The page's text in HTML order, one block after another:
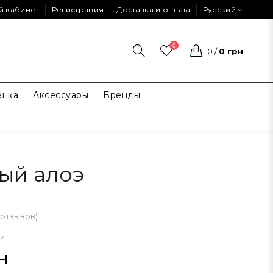
кабинет Регистрация Доставка и оплата Русский
0
0 / 0 грн
Аксессуары Бренды
алоэ
)